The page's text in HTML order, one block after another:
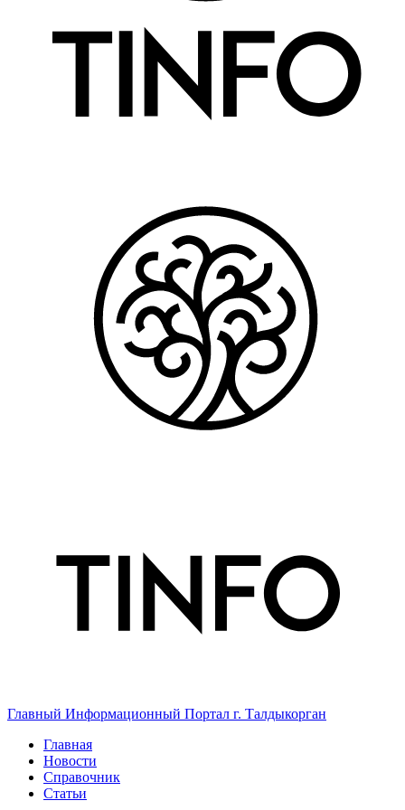
Главный Информационный Портал г. Талдыкорган
Главная
Новости
Справочник
Статьи